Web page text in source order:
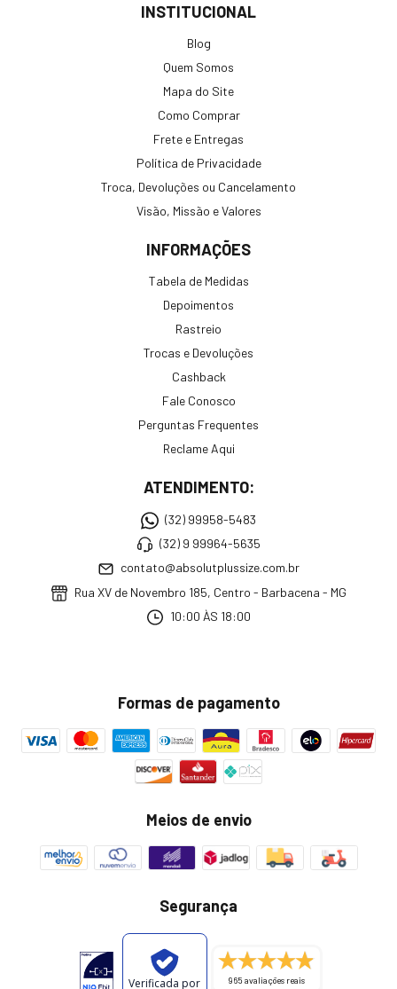
INSTITUCIONAL
Blog
Quem Somos
Mapa do Site
Como Comprar
Frete e Entregas
Política de Privacidade
Troca, Devoluções ou Cancelamento
Visão, Missão e Valores
INFORMAÇÕES
Tabela de Medidas
Depoimentos
Rastreio
Trocas e Devoluções
Cashback
Fale Conosco
Perguntas Frequentes
Reclame Aqui
ATENDIMENTO:
(32) 99958-5483
(32) 9 99964-5635
contato@absolutplussize.com.br
Rua XV de Novembro 185, Centro - Barbacena - MG
10:00 ÀS 18:00
Formas de pagamento
Meios de envio
Segurança
Verificada por 965 avaliações reais